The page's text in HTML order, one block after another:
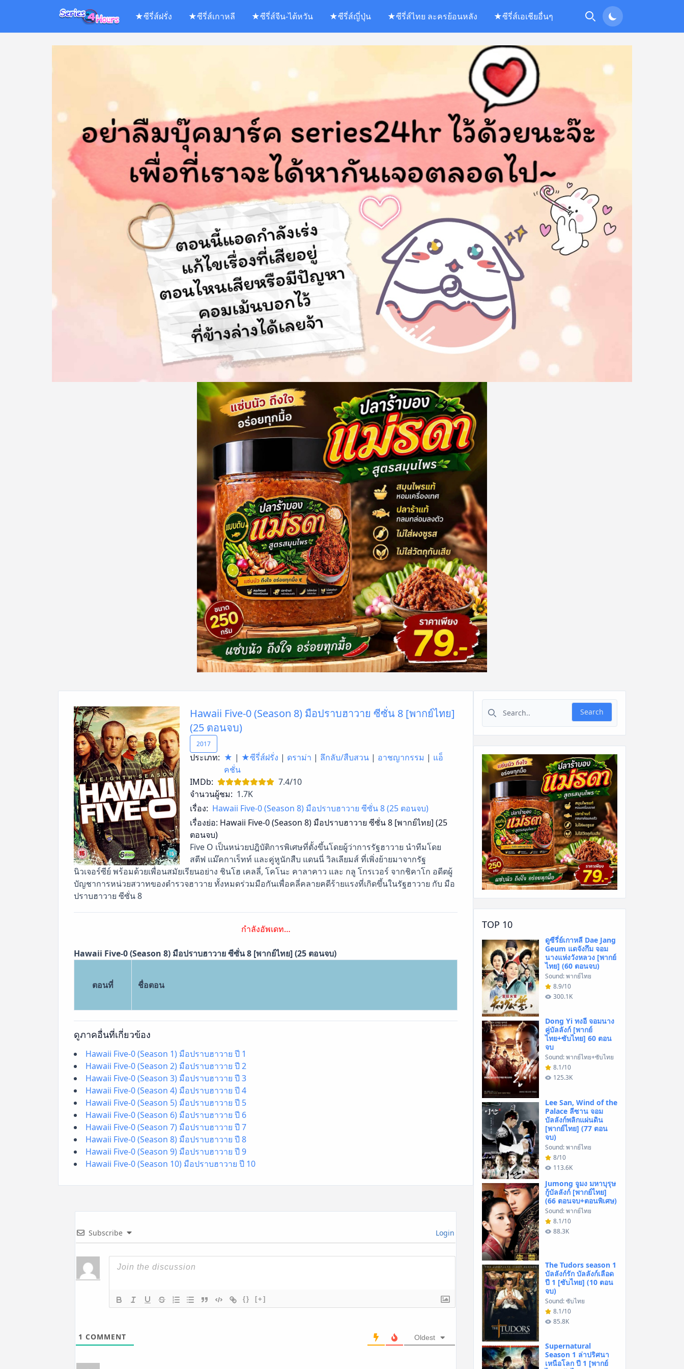
content
Search
★ซีรี่ส์ฝรั่ง ★ซีรี่ส์เกาหลี ★ซีรี่ส์จีน-ไต้หวัน ★ซีรี่ส์ญี่ปุ่น ★ซีรี่ส์ไทย ละครย้อนหลัง ★ซีรี่ส์เอเชียอื่นๆ
Hawaii Five-0 (Season 8) มือปราบฮาวาย ซีซั่น 8 [พากย์ไทย]
(25 ตอนจบ)
2017
ประเภท: ★ | ★ซีรี่ส์ฝรั่ง | ดราม่า | ลึกลับ/สืบสวน | อาชญากรรม | แอ็
คชั่น
IMDb:
7.4/10
จำนวนผู้ชม: 1.7K
เรื่อง: Hawaii Five-0 (Season 8) มือปราบฮาวาย ซีซั่น 8 (25 ตอนจบ)
เรื่องย่อ: Hawaii Five-0 (Season 8) มือปราบฮาวาย ซีซั่น 8 [พากย์ไทย] (25
ตอนจบ)
Five O เป็นหน่วยปฎิบัติการพิเศษที่ตั้งขึ้นโดยผู้ว่าการรัฐฮาวาย นำทีมโดย
สตีฟ แม๊คกาเร็ทท์ และคู่หูนักสืบ แดนนี่ วิลเลียมส์ ที่เพิ่งย้ายมาจากรัฐ
นิวเจอร์ซีย์ พร้อมด้วยเพื่อนสมัยเรียนอย่าง ชินโฮ เคลลี่, โคโนะ คาลาคาว และ กลู โกรเวอร์ จากชิคาโก อดีตผู้
บัญชาการหน่วยสวาทของตำรวจฮาวาย ทั้งหมดร่วมมือกันเพื่อคลี่คลายคดีร้ายแรงที่เกิดขึ้นในรัฐฮาวาย กับ มือ
ปราบฮาวาย ซีซั่น 8
กำลังอัพเดท…
Hawaii Five-0 (Season 8) มือปราบฮาวาย ซีซั่น 8 [พากย์ไทย] (25 ตอนจบ)
ตอนที่ ชื่อตอน
ดูภาคอื่นที่เกี่ยวข้อง
Hawaii Five-0 (Season 1) มือปราบฮาวาย ปี 1
Hawaii Five-0 (Season 2) มือปราบฮาวาย ปี 2
Hawaii Five-0 (Season 3) มือปราบฮาวาย ปี 3
Hawaii Five-0 (Season 4) มือปราบฮาวาย ปี 4
Hawaii Five-0 (Season 5) มือปราบฮาวาย ปี 5
Hawaii Five-0 (Season 6) มือปราบฮาวาย ปี 6
Hawaii Five-0 (Season 7) มือปราบฮาวาย ปี 7
Hawaii Five-0 (Season 8) มือปราบฮาวาย ปี 8
Hawaii Five-0 (Season 9) มือปราบฮาวาย ปี 9
Hawaii Five-0 (Season 10) มือปราบฮาวาย ปี 10
Subscribe Login
{} [+]
1 COMMENT Oldest
Search for:
Search
TOP 10
ดูซีรี่ย์เกาหลี Dae Jang
Geum แดจังกึม จอม
นางแห่งวังหลวง [พากย์
ไทย] (60 ตอนจบ)
Sound: พากย์ไทย
8.9/10
300.1K
Dong Yi ทงอี จอมนาง
คู่บัลลังก์ [พากย์
ไทย+ซับไทย] 60 ตอน
จบ
Sound: พากย์ไทย+ซับไทย
8.1/10
125.3K
Lee San, Wind of the
Palace ลีซาน จอม
บัลลังก์พลิกแผ่นดิน
[พากย์ไทย] (77 ตอน
จบ)
Sound: พากย์ไทย
8/10
113.6K
Jumong จูมง มหาบุรุษ
กู้บัลลังก์ [พากย์ไทย]
(66 ตอนจบ+ตอนพิเศษ)
Sound: พากย์ไทย
8.1/10
88.3K
The Tudors season 1
บัลลังก์รัก บัลลังก์เลือด
ปี 1 [ซับไทย] (10 ตอน
จบ)
Sound: ซับไทย
8.1/10
85.8K
Supernatural
Season 1 ล่าปริศนา
เหนือโลก ปี 1 [พากย์